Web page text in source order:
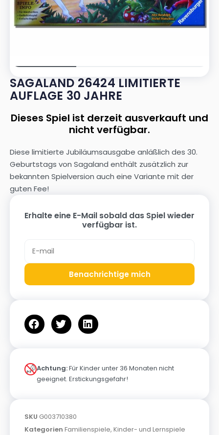
SAGALAND 26424 LIMITIERTE
AUFLAGE 30 JAHRE
Dieses Spiel ist derzeit ausverkauft und
nicht verfügbar.
Diese limitierte Jubiläumsausgabe anläßlich des 30.
Geburtstags von Sagaland enthält zusätzlich zur
bekannten Spielversion auch eine Variante mit der
guten Fee!
Erhalte eine E-Mail sobald das Spiel wieder
verfügbar ist.
Benachrichtige mich
Achtung:Für Kinder unter 36 Monaten nicht
geeignet. Erstickungsgefahr!
SKU G003710380
Kategorien Familienspiele, Kinder- und Lernspiele